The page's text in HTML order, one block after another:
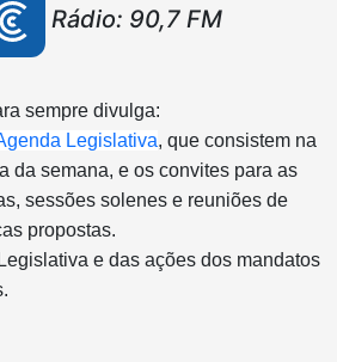
Rádio: 90,7 FM
sempre divulga:
Legislativa, que consistem na
da semana, e os convites para as
sessões solenes e reuniões de
propostas.
e das ações dos mandatos